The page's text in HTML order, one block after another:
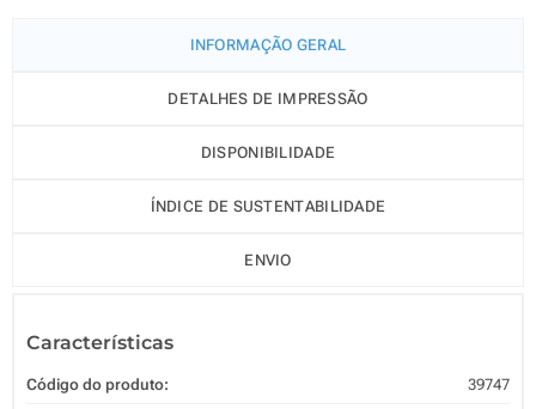
INFORMAÇÃO GERAL
DETALHES DE IMPRESSÃO
DISPONIBILIDADE
ÍNDICE DE SUSTENTABILIDADE
ENVIO
Características
Código do produto: 39747